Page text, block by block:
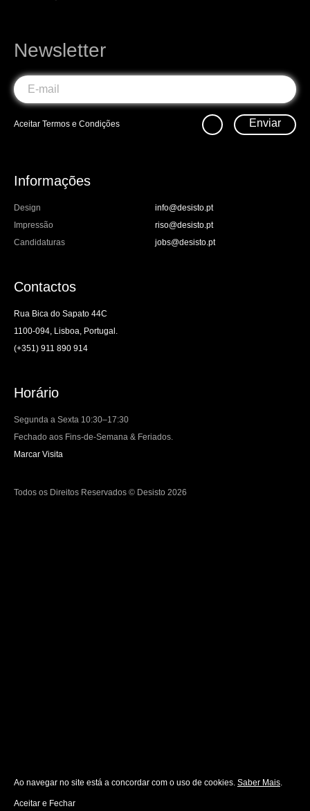
Newsletter
Aceitar Termos e Condições Enviar
Informações
Design
info@desisto.pt
Impressão
riso@desisto.pt
Candidaturas
jobs@desisto.pt
Contactos
Rua Bica do Sapato 44C
1100-094, Lisboa, Portugal.
(+351) 911 890 914
Horário
Segunda a Sexta 10:30–17:30
Fechado aos Fins-de-Semana & Feriados.
Marcar Visita
Todos os Direitos Reservados © Desisto 2026
Ao navegar no site está a concordar com o uso de cookies. Saber Mais.
Aceitar e Fechar